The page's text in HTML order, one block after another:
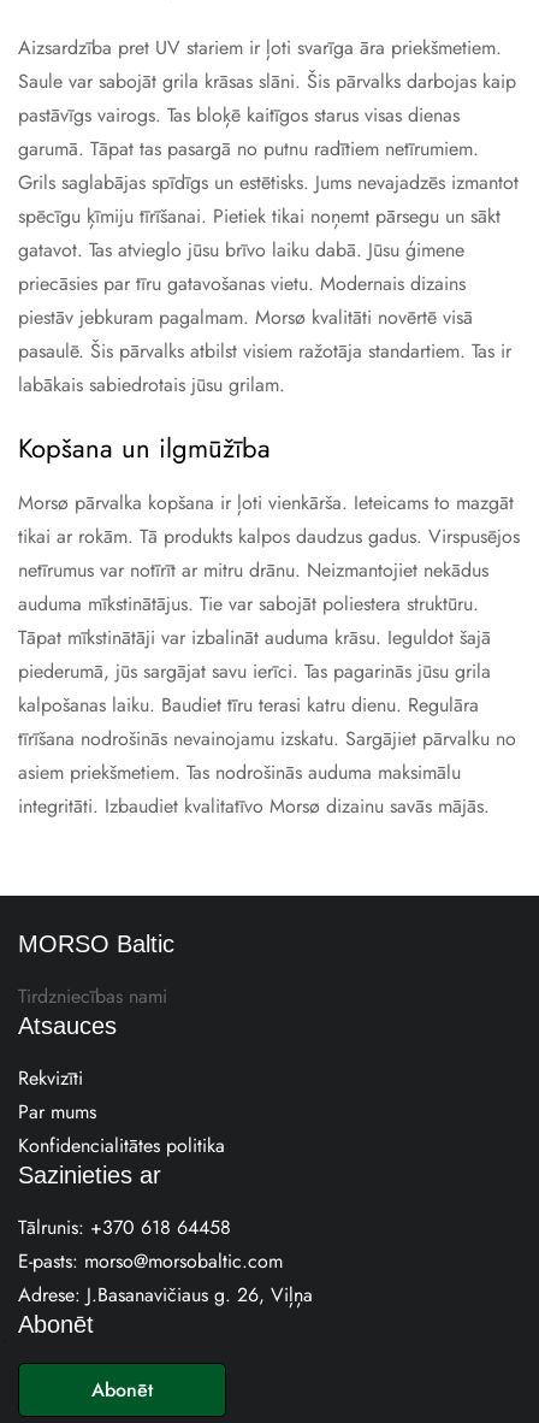
Aizsardzība pret UV stariem ir ļoti svarīga āra priekšmetiem.
Saule var sabojāt grila krāsas slāni. Šis pārvalks darbojas kaip
pastāvīgs vairogs. Tas bloķē kaitīgos starus visas dienas
garumā. Tāpat tas pasargā no putnu radītiem netīrumiem.
Grils saglabājas spīdīgs un estētisks. Jums nevajadzēs izmantot
spēcīgu ķīmiju tīrīšanai. Pietiek tikai noņemt pārsegu un sākt
gatavot. Tas atvieglo jūsu brīvo laiku dabā. Jūsu ģimene
priecāsies par tīru gatavošanas vietu. Modernais dizains
piestāv jebkuram pagalmam. Morsø kvalitāti novērtē visā
pasaulē. Šis pārvalks atbilst visiem ražotāja standartiem. Tas ir
labākais sabiedrotais jūsu grilam.
Kopšana un ilgmūžība
Morsø pārvalka kopšana ir ļoti vienkārša. Ieteicams to mazgāt
tikai ar rokām. Tā produkts kalpos daudzus gadus. Virspusējos
netīrumus var notīrīt ar mitru drānu. Neizmantojiet nekādus
auduma mīkstinātājus. Tie var sabojāt poliestera struktūru.
Tāpat mīkstinātāji var izbalināt auduma krāsu. Ieguldot šajā
piederumā, jūs sargājat savu ierīci. Tas pagarinās jūsu grila
kalpošanas laiku. Baudiet tīru terasi katru dienu. Regulāra
tīrīšana nodrošinās nevainojamu izskatu. Sargājiet pārvalku no
asiem priekšmetiem. Tas nodrošinās auduma maksimālu
integritāti. Izbaudiet kvalitatīvo Morsø dizainu savās mājās.
MORSO Baltic
Tirdzniecības nami
Atsauces
Rekvizīti
Par mums
Konfidencialitātes politika
Sazinieties ar
Tālrunis: +370 618 64458
E-pasts: morso@morsobaltic.com
Adrese: J.Basanavičiaus g. 26, Viļņa
Abonēt
Abonēt